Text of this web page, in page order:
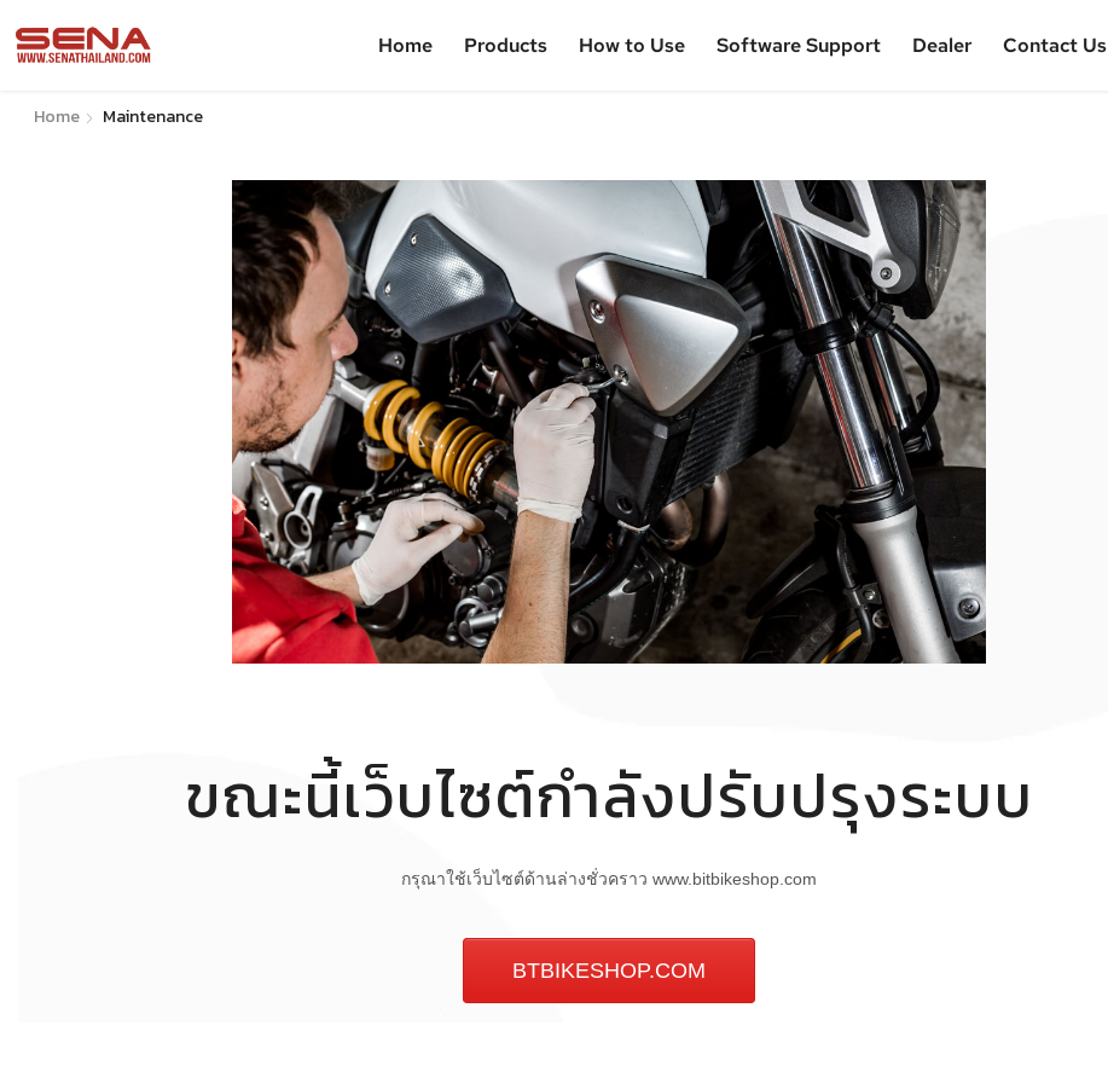
Home Products How to Use Software Support Dealer Contact Us
Home Maintenance
ขณะนี้เว็บไซต์กำลังปรับปรุงระบบ
กรุณาใช้เว็บไซต์ด้านล่างชั่วคราว www.bitbikeshop.com
BTBIKESHOP.COM